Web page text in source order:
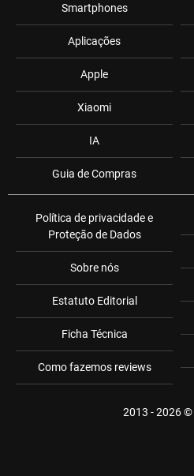
Smartphones
Aplicações
Apple
Xiaomi
IA
Guia de Compras
Política de privacidade e
Proteção de Dados
Sobre nós
Estatuto Editorial
Ficha Técnica
Como fazemos reviews
2013 - 2026 ©